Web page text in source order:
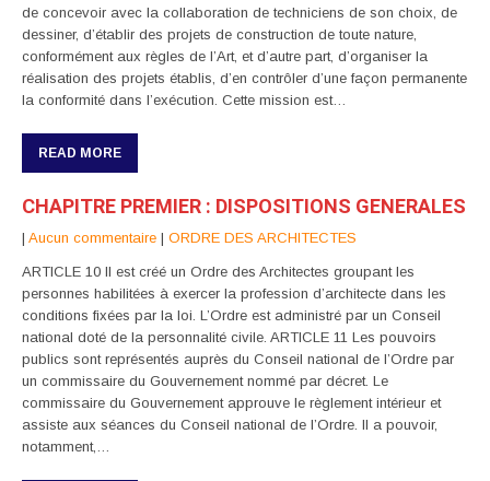
de concevoir avec la collaboration de techniciens de son choix, de
dessiner, d’établir des projets de construction de toute nature,
conformément aux règles de l’Art, et d’autre part, d’organiser la
réalisation des projets établis, d’en contrôler d’une façon permanente
la conformité dans l’exécution. Cette mission est…
READ MORE
CHAPITRE PREMIER : DISPOSITIONS GENERALES
| Aucun commentaire | ORDRE DES ARCHITECTES
ARTICLE 10 Il est créé un Ordre des Architectes groupant les
personnes habilitées à exercer la profession d’architecte dans les
conditions fixées par la loi. L’Ordre est administré par un Conseil
national doté de la personnalité civile. ARTICLE 11 Les pouvoirs
publics sont représentés auprès du Conseil national de l’Ordre par
un commissaire du Gouvernement nommé par décret. Le
commissaire du Gouvernement approuve le règlement intérieur et
assiste aux séances du Conseil national de l’Ordre. Il a pouvoir,
notamment,…